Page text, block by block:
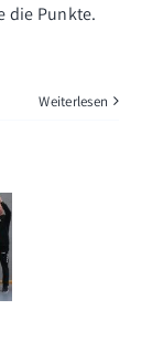
die Punkte.
Weiterlesen